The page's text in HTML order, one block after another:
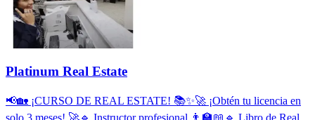
Platinum Real Estate
📢🏡 ¡CURSO DE REAL ESTATE! 📚✨🚀 ¡Obtén tu licencia en
solo 3 meses! 🚀🔹 Instructor profesional 👨‍🏫📖🔹 Libro de Real